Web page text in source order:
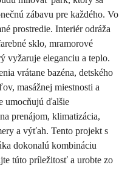
zábavu pre každého. Vo
prostredie. Interiér odráža
sklo, mramorové
vyžaruje eleganciu a teplo.
vrátane bazéna, detského
masážnej miestnosti a
umocňujú ďalšie
prenájom, klimatizácia,
a výťah. Tento projekt s
dokonalú kombináciu
túto príležitosť a urobte zo